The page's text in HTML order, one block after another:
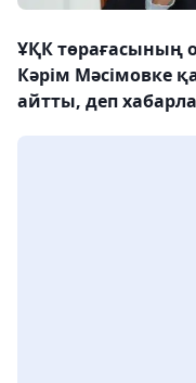
ҰҚК төрағасының
Кәрім Мәсімовке
айтты, деп